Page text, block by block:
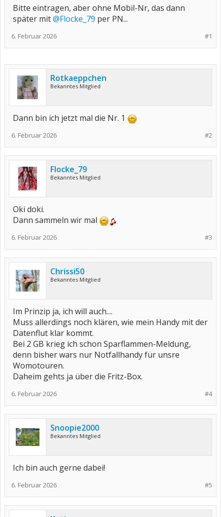
Bitte eintragen, aber ohne Mobil-Nr, das dann
später mit@Flocke_79 per PN...
#1
6. Februar 2026
Rotkaeppchen
Bekanntes Mitglied
Dann bin ich jetzt mal die Nr. 1
#2
6. Februar 2026
Flocke_79
Bekanntes Mitglied
Oki doki.
Dann sammeln wir mal
#3
6. Februar 2026
Chrissi50
Bekanntes Mitglied
Im Prinzip ja, ich will auch....
Muss allerdings noch klären, wie mein Handy mit der
Datenflut klar kommt.
Bei 2 GB krieg ich schon Sparflammen-Meldung,
denn bisher wars nur Notfallhandy für unsre
Womotouren.
Daheim gehts ja über die Fritz-Box.
#4
6. Februar 2026
Snoopie2000
Bekanntes Mitglied
Ich bin auch gerne dabei!
#5
6. Februar 2026